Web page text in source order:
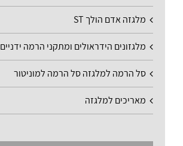
מלגזה אדם הולך ST
מלגזונים הידראולים ומתקני הרמה ידניים
סל הרמה למלגזה סל הרמה למוניטור
מאריכים למלגזה